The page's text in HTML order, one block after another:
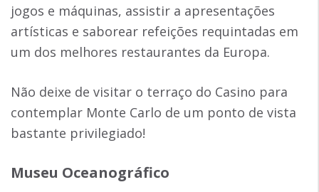
jogos e máquinas, assistir a apresentações
artísticas e saborear refeições requintadas em
um dos melhores restaurantes da Europa.
Não deixe de visitar o terraço do Casino para
contemplar Monte Carlo de um ponto de vista
bastante privilegiado!
Museu Oceanográfico